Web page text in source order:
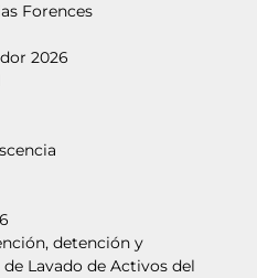
Forences
2026
detención y
Lavado de Activos del